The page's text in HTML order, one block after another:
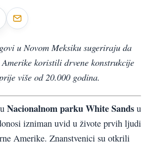
u Novom Meksiku sugeriraju da
koristili drvene konstrukcije
više od 20.000 godina.
Nacionalnom parku White Sands u
izniman uvid u živote prvih ljudi
Amerike. Znanstvenici su otkrili